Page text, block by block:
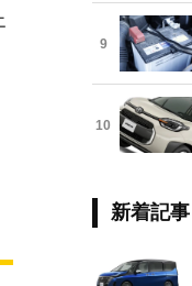
9
10
新着記事